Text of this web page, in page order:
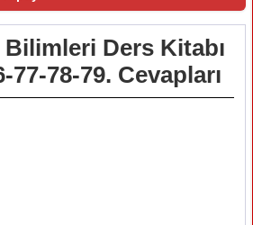
Bilimleri Ders Kitabı
77-78-79. Cevapları